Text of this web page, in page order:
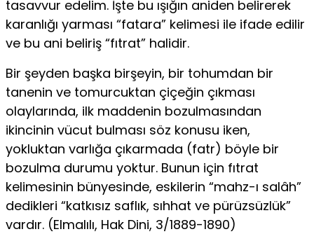
tasavvur edelim. İşte bu ışığın aniden belirerek
karanlığı yarması “fatara” kelimesi ile ifade edilir
ve bu ani beliriş “fıtrat” halidir.
Bir şeyden başka birşeyin, bir tohumdan bir
tanenin ve tomurcuktan çiçeğin çıkması
olaylarında, ilk maddenin bozulmasından
ikincinin vücut bulması söz konusu iken,
yokluktan varlığa çıkarmada (fatr) böyle bir
bozulma durumu yoktur. Bunun için fıtrat
kelimesinin bünyesinde, eskilerin “mahz-ı salâh”
dedikleri “katkısız saflık, sıhhat ve pürüzsüzlük”
vardır. (Elmalılı, Hak Dini, 3/1889-1890)